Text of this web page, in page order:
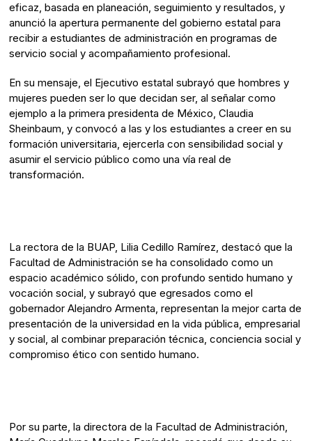
eficaz, basada en planeación, seguimiento y resultados, y
anunció la apertura permanente del gobierno estatal para
recibir a estudiantes de administración en programas de
servicio social y acompañamiento profesional.
En su mensaje, el Ejecutivo estatal subrayó que hombres y
mujeres pueden ser lo que decidan ser, al señalar como
ejemplo a la primera presidenta de México, Claudia
Sheinbaum, y convocó a las y los estudiantes a creer en su
formación universitaria, ejercerla con sensibilidad social y
asumir el servicio público como una vía real de
transformación.
La rectora de la BUAP, Lilia Cedillo Ramírez, destacó que la
Facultad de Administración se ha consolidado como un
espacio académico sólido, con profundo sentido humano y
vocación social, y subrayó que egresados como el
gobernador Alejandro Armenta, representan la mejor carta de
presentación de la universidad en la vida pública, empresarial
y social, al combinar preparación técnica, conciencia social y
compromiso ético con sentido humano.
Por su parte, la directora de la Facultad de Administración,